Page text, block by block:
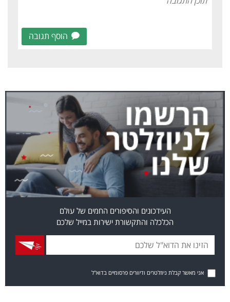
הוסף תגובה
העידכונים והסיפורים החמים של עולם
הכלכלה והתקשורת ישירות במייל שלכם
אני מאשר קבלת ניוזלטרים ודיוורים פרסומיים בדוא"ל